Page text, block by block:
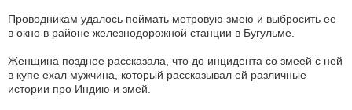
Проводникам удалось поймать метровую змею и выбросить ее
в окно в районе железнодорожной станции в Бугульме.
Женщина позднее рассказала, что до инцидента со змеей с ней
в купе ехал мужчина, который рассказывал ей различные
истории про Индию и змей.